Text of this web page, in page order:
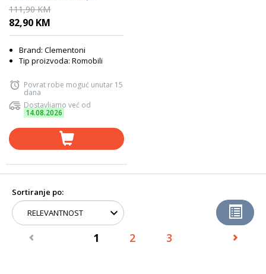
JEDNOROG
111,90 KM
82,90 KM
Brand: Clementoni
Tip proizvoda: Romobili
Povrat robe moguć unutar 15
dana
Dostavljamo već od
14.08.2026
Sortiranje po:
1 2 3